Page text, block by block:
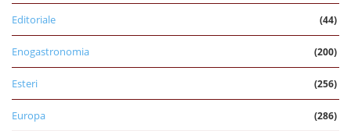
Editoriale (44)
Enogastronomia (200)
Esteri (256)
Europa (286)